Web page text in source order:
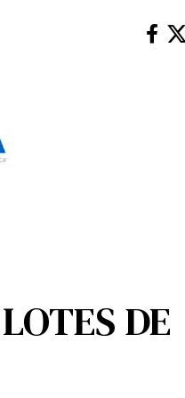
DE